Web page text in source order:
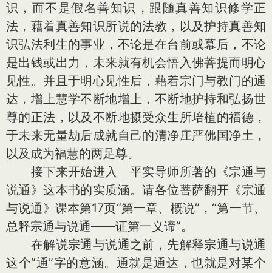
识，而不是假名善知识，跟随真善知识修学正
法，藉着真善知识所说的法教，以及护持真善知
识弘法利生的事业，不论是在台前或幕后，不论
是出钱或出力，未来就有机会悟入佛菩提而明心
见性。并且于明心见性后，藉着宗门与教门的通
达，增上慧学不断地增上，不断地护持和弘扬世
尊的正法，以及不断地摄受众生所培植的福德，
于未来无量劫后成就自己的清净庄严佛国净土，
以及成为福慧的两足尊。
接下来开始进入 平实导师所著的《宗通与
说通》这本书的实质涵。请各位菩萨翻开《宗通
与说通》课本第17页“第一章、概说”，“第一节、
总释宗通与说通——证第一义谛”。
在解说宗通与说通之前，先解释宗通与说通
这个“通”字的意涵。通就是通达，也就是对某个